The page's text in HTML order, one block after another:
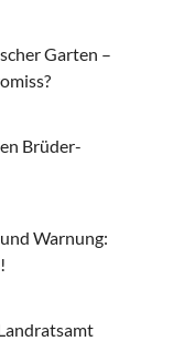
Garten –
Brüder-
Warnung: